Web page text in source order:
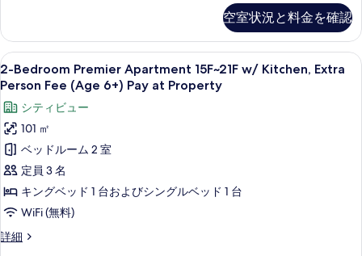
べ
て
の
写
真
を
表
示
す
る
3-
13)
w/
Kitchen
詳
細
空室状況と料金を確認
2-
Bedroom
Premier
Apartment
15F~21F
w/
Kitchen,
Extra
Person
Fee
(Age
1 室のベッドルーム、セーフティボ
7
2-Bedroom Premier Apartment 15F~21F w/ Kitchen, Extra
Person Fee (Age 6+) Pay at Property
シティビュー
101 ㎡
ベッドルーム 2 室
定員 3 名
キングベッド 1 台およびシングルベッド 1 台
WiFi (無料)
詳細
2-